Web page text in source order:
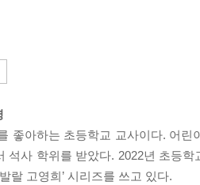
좋아하는 초등학교 교사이다. 어
석사 학위를 받았다. 2022년 초등
랄 고영희’ 시리즈를 쓰고 있다.